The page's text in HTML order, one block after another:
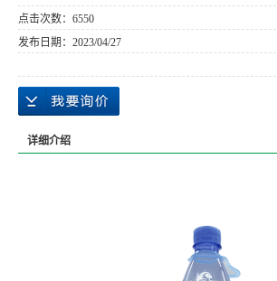
点击次数： 6550
发布日期： 2023/04/27
详细介绍